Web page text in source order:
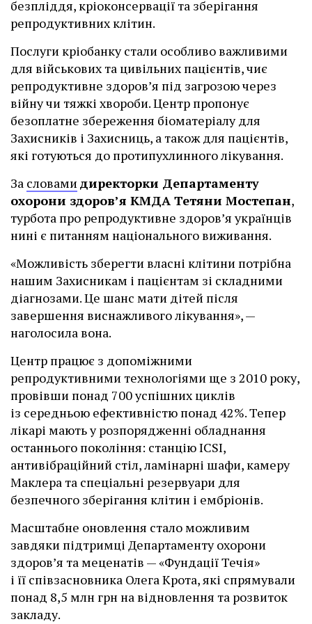
безпліддя, кріоконсервації та зберігання
репродуктивних клітин.
Послуги кріобанку стали особливо важливими
для військових та цивільних пацієнтів, чиє
репродуктивне здоров’я під загрозою через
війну чи тяжкі хвороби. Центр пропонує
безоплатне збереження біоматеріалу для
Захисників і Захисниць, а також для пацієнтів,
які готуються до протипухлинного лікування.
За словамидиректорки Департаменту
охорони здоров’я КМДА Тетяни Мостепан,
турбота про репродуктивне здоров’я українців
нині є питанням національного виживання.
«Можливість зберегти власні клітини потрібна
нашим Захисникам і пацієнтам зі складними
діагнозами. Це шанс мати дітей після
завершення виснажливого лікування», —
наголосила вона.
Центр працює з допоміжними
репродуктивними технологіями ще з 2010 року,
провівши понад 700 успішних циклів
із середньою ефективністю понад 42%. Тепер
лікарі мають у розпорядженні обладнання
останнього покоління: станцію ІCSI,
антивібраційний стіл, ламінарні шафи, камеру
Маклера та спеціальні резервуари для
безпечного зберігання клітин і ембріонів.
Масштабне оновлення стало можливим
завдяки підтримці Департаменту охорони
здоров’я та меценатів — «Фундації Течія»
і її співзасновника Олега Крота, які спрямували
понад 8,5 млн грн на відновлення та розвиток
закладу.